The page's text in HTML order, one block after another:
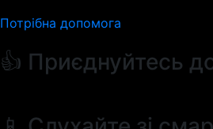
Потрібна допомога
👍 Приєднуйтесь